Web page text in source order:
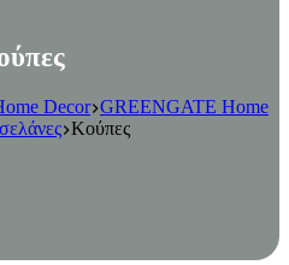
Decor GREENGATE Home
Κούπες